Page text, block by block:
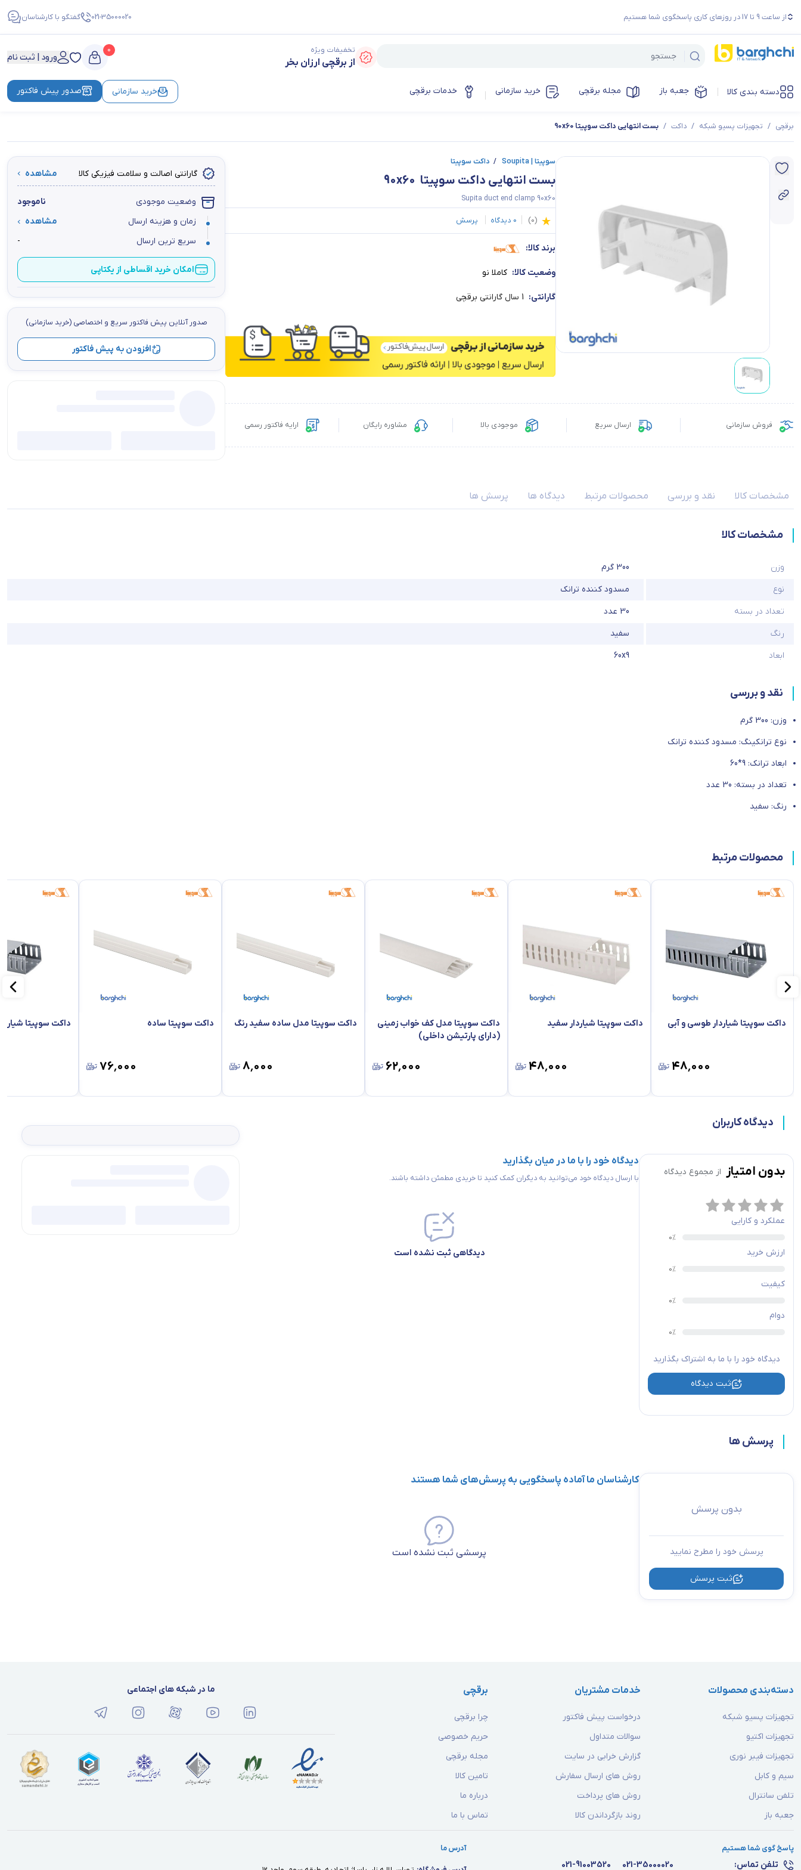
از ساعت 9 تا 17 در روزهای کاری پاسخگوی شما هستیم 021-35000020 گفتگو با کارشناسان
تخفیفات ویژه
از برقچی ارزان بخر
0
ورود | ثبت نام
دسته بندی کالا جعبه باز مجله برقچی خرید سازمانی خدمات برقچی خرید سازمانی صدور پیش فاکتور
برقچی / تجهیزات پسیو شبکه / داکت / بست انتهایی داکت سوپیتا 90x60
سوپیتا | Soupita / داکت سوپیتا
بست انتهایی داکت سوپیتا  90x60
Supita duct end clamp 90x60
(
0
)
0 دیدگاه پرسش
برند کالا:
وضعیت کالا: کاملا نو
گارانتی: 1 سال گارانتی برقچی
فروش سازمانی ارسال سریع موجودی بالا مشاوره رایگان ارایه فاکتور رسمی
گارانتی اصالت و سلامت فیزیکی کالا مشاهده
وضعیت موجودی
ناموجود
زمان و هزینه ارسال
مشاهده
سریع ترین ارسال
-
امکان خرید اقساطی از یکتاپی
صدور آنلاین پيش فاكتور سریع و اختصاصي (خرید سازمانی)
افزودن به پیش فاکتور
مشخصات کالا نقد و بررسی محصولات مرتبط دیدگاه ها پرسش ها
مشخصات کالا
وزن
300 گرم
نوع
مسدود کننده ترانک
تعداد در بسته
30 عدد
رنگ
سفید
ابعاد
60x9
نقد و بررسی
وزن: 300 گرم
نوع ترانکینگ: مسدود کننده ترانک
ابعاد ترانک: 9*60
تعداد در بسته: 30 عدد
رنگ: سفید
محصولات مرتبط
داکت سوپیتا شیاردار طوسی و آبی
۴۸٬۰۰۰
داکت سوپیتا شیاردار سفید
۴۸٬۰۰۰
داکت سوپیتا مدل کف خواب زمینی
(دارای پارتیشن داخلی)
۶۲٬۰۰۰
داکت سوپیتا مدل ساده سفید رنگ
۸٬۰۰۰
داکت سوپیتا ساده
۷۶٬۰۰۰
داکت سوپیتا
دیدگاه کاربران
بدون امتیاز از مجموع دیدگاه
عملکرد و کارایی
ارزش خرید
کیفیت
دوام
دیدگاه خود را با ما به اشتراک بگذارید
ثبت دیدگاه
دیدگاه خود را با ما در میان بگذارید
با ارسال دیدگاه خود می‌توانید به دیگران کمک کنید تا خریدی مطمئن داشته باشند.
دیدگاهی ثبت نشده است
پرسش ها
بدون پرسش
پرسش خود را مطرح نمایید
ثبت پرسش
کارشناسان ما آماده پاسخگویی به پرسش‌های شما هستند
پرسشی ثبت نشده است
دسته‌بندی محصولات
تجهیزات پسیو شبکه
تجهیزات اکتیو
تجهیزات فیبر نوری
سیم و کابل
تلفن سانترال
جعبه باز
خدمات مشتریان
درخواست پیش فاکتور
سوالات متداول
گزارش خرابی در سایت
روش های ارسال سفارش
روش های پرداخت
روند بازگرداندن کالا
برقچی
چرا برقچی
حریم خصوصی
مجله برقچی
تامین کالا
درباره ما
تماس با ما
ما در شبکه های اجتماعی
پاسخ گوی شما هستیم
تلفن تماس: 021-35000020
021-91003520
آدرس ما